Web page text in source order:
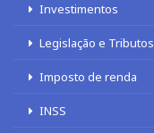
Investimentos
Legislação e Tributos
Imposto de renda
INSS